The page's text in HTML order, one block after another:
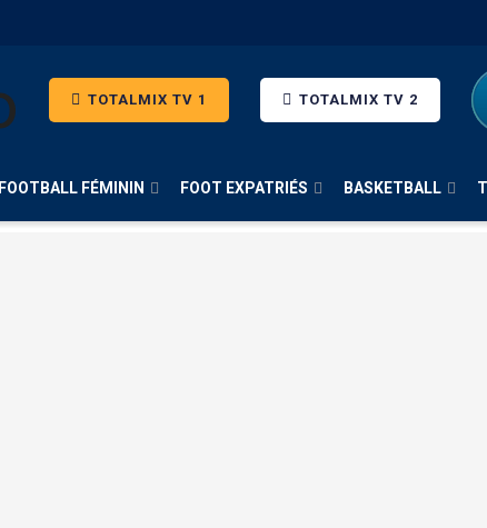
TOTALMIX TV 1 TOTALMIX TV 2
FOOTBALL FÉMININ FOOT EXPATRIÉS BASKETBALL